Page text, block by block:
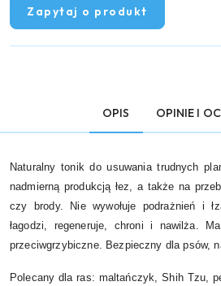
Zapytaj o produkt
OPIS OPINIE I
Naturalny tonik do usuwania trudnych
nadmierną produkcją łez, a także na
czy brody. Nie wywołuje podrażnień i
łagodzi, regeneruje, chroni i nawilża.
przeciwgrzybiczne. Bezpieczny dla psów,
Polecany dla ras: maltańczyk, Shih Tzu,